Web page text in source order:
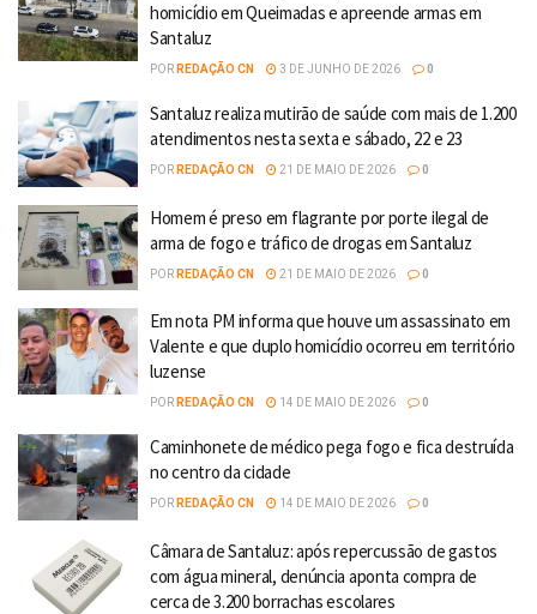
homicídio em Queimadas e apreende armas em
Santaluz
POR REDAÇÃO CN 3 DE JUNHO DE 2026 0
Santaluz realiza mutirão de saúde com mais de 1.200
atendimentos nesta sexta e sábado, 22 e 23
POR REDAÇÃO CN 21 DE MAIO DE 2026 0
Homem é preso em flagrante por porte ilegal de
arma de fogo e tráfico de drogas em Santaluz
POR REDAÇÃO CN 21 DE MAIO DE 2026 0
Em nota PM informa que houve um assassinato em
Valente e que duplo homicídio ocorreu em território
luzense
POR REDAÇÃO CN 14 DE MAIO DE 2026 0
Caminhonete de médico pega fogo e fica destruída
no centro da cidade
POR REDAÇÃO CN 14 DE MAIO DE 2026 0
Câmara de Santaluz: após repercussão de gastos
com água mineral, denúncia aponta compra de
cerca de 3.200 borrachas escolares